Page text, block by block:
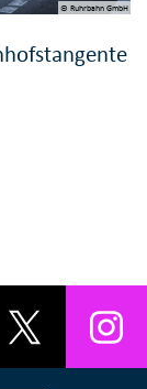
© Ruhrbahn GmbH